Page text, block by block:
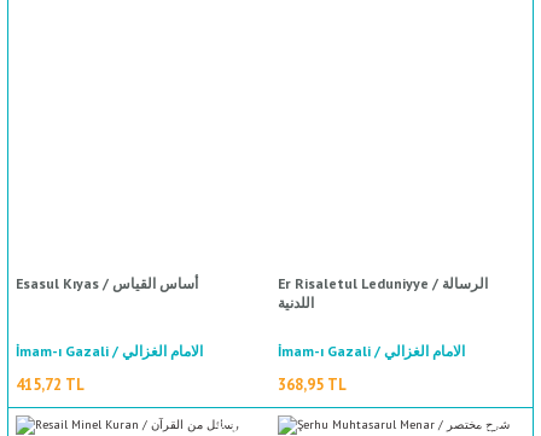
Esasul Kıyas / أساس القياس
İmam-ı Gazali / الامام الغزالي
415,72 TL
Er Risaletul Leduniyye / الرسالة
اللدنية
İmam-ı Gazali / الامام الغزالي
368,95 TL